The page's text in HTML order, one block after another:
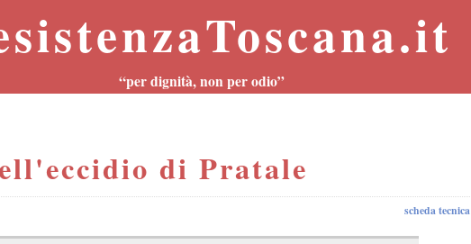
“per dignità, non per odio”
di Pratale
scheda tecnica